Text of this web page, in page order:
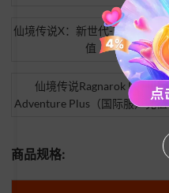
仙境传说X：新世代-东南亚服充
值
仙境传说Ragnarok Idle
Adventure Plus（国际服）充值
商品规格: